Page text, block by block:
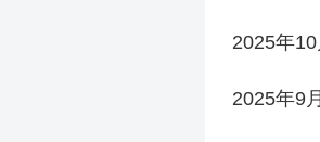
2025年10
2025年9月